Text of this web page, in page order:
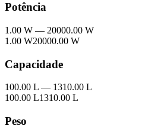
Potência
1.00 W — 20000.00 W
1.00 W20000.00 W
Capacidade
100.00 L — 1310.00 L
100.00 L1310.00 L
Peso